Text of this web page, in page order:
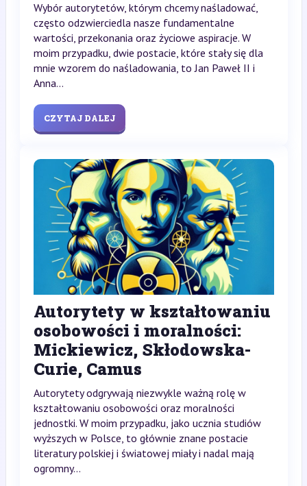
Wybór autorytetów, którym chcemy naśladować,
często odzwierciedla nasze fundamentalne
wartości, przekonania oraz życiowe aspiracje. W
moim przypadku, dwie postacie, które stały się dla
mnie wzorem do naśladowania, to Jan Paweł II i
Anna...
CZYTAJ DALEJ
Autorytety w kształtowaniu
osobowości i moralności:
Mickiewicz, Skłodowska-
Curie, Camus
Autorytety odgrywają niezwykle ważną rolę w
kształtowaniu osobowości oraz moralności
jednostki. W moim przypadku, jako ucznia studiów
wyższych w Polsce, to głównie znane postacie
literatury polskiej i światowej miały i nadal mają
ogromny...